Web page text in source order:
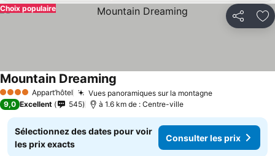
Partager
Choix populaire
4 Étoiles Appart’hôtel Vues panoramiques sur la montagneConsulter
Mountain Dreaming
9,0 Excellent 545 à 1.6 km de : Centre-ville
Sélectionnez des dates pour voir
les prix exacts
Consulter les prix